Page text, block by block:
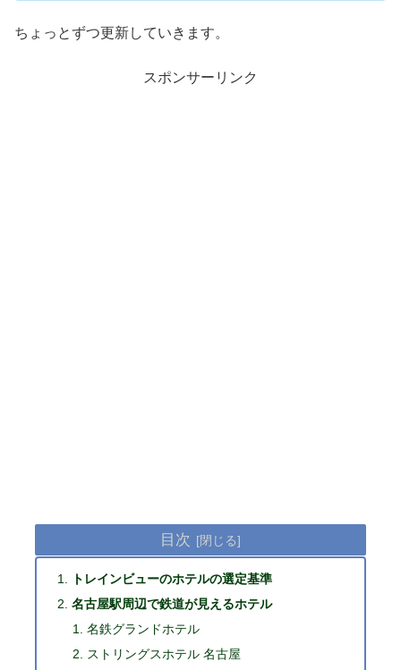
ちょっとずつ更新していきます。
スポンサーリンク
目次
トレインビューのホテルの選定基準
名古屋駅周辺で鉄道が見えるホテル
名鉄グランドホテル
ストリングスホテル 名古屋